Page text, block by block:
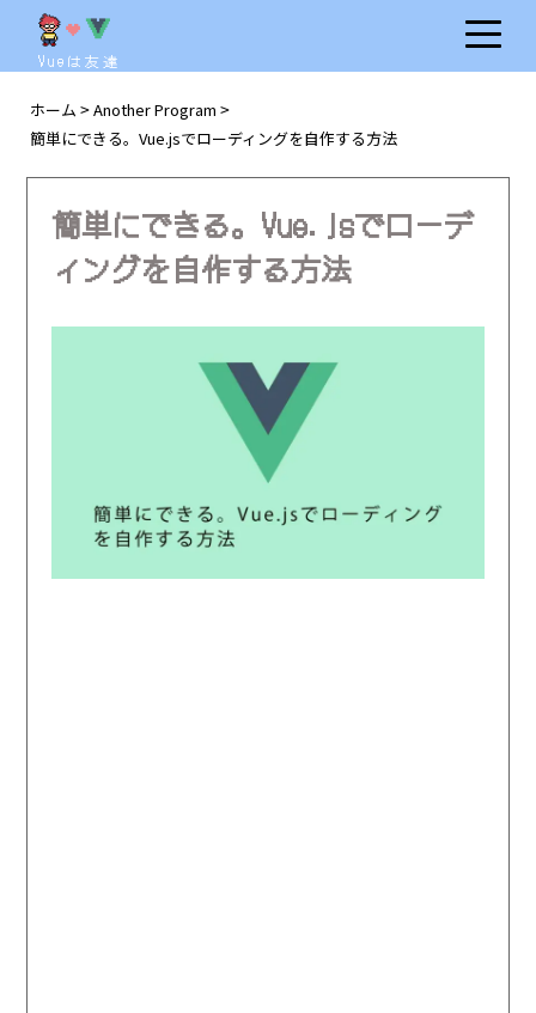
Vueは友達
ホーム > Another Program >
簡単にできる。Vue.jsでローディングを自作する方法
簡単にできる。Vue.jsでローデ
ィングを自作する方法